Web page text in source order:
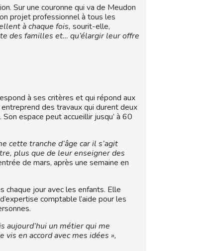
Sur une couronne qui va de Meudon
projet professionnel à tous les
à chaque fois, sourit-elle,
des familles et… qu’élargir leur offre
à ses critères et qui répond aux
des travaux qui durent deux
espace peut accueillir jusqu’ à 60
cette tranche d’âge car il s’agit
plus que de leur enseigner des
de mars, après une semaine en
chaque jour avec les enfants. Elle
comptable l’aide pour les
aujourd’hui un métier qui me
vis en accord avec mes idées »,